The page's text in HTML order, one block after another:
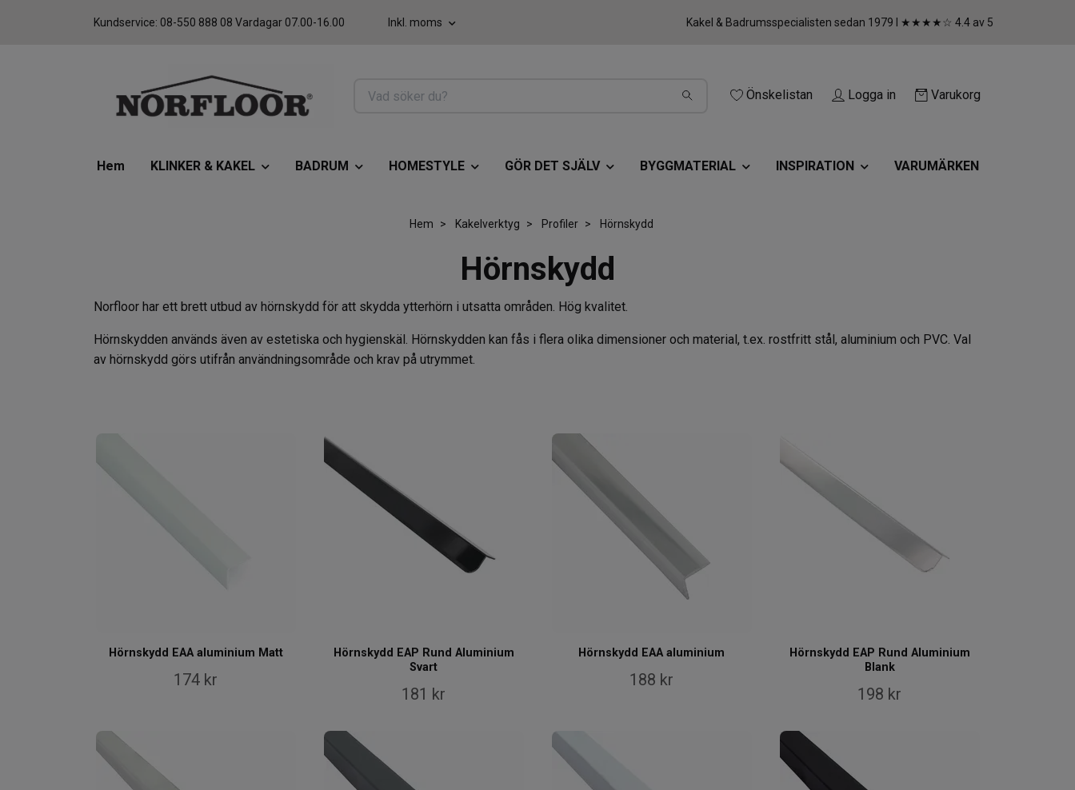
Kundservice: 08-550 888 08 Vardagar 07.00-16.00 Inkl. moms Kakel & Badrumsspecialisten sedan 1979 I ★★★★☆ 4.4 av 5
Önskelistan Logga in Varukorg
Hem KLINKER & KAKEL BADRUM HOMESTYLE GÖR DET SJÄLV BYGGMATERIAL INSPIRATION VARUMÄRKEN
Hem Kakelverktyg Profiler Hörnskydd
Hörnskydd
Norfloor har ett brett utbud av hörnskydd för att skydda ytterhörn i utsatta områden. Hög kvalitet.
Hörnskydden används även av estetiska och hygienskäl. Hörnskydden kan fås i flera olika dimensioner och material, t.ex. rostfritt stål, aluminium och PVC. Val
av hörnskydd görs utifrån användningsområde och krav på utrymmet.
Hörnskydd EAA aluminium Matt
174 kr
Hörnskydd EAP Rund Aluminium
Svart
181 kr
Hörnskydd EAA aluminium
188 kr
Hörnskydd EAP Rund Aluminium
Blank
198 kr